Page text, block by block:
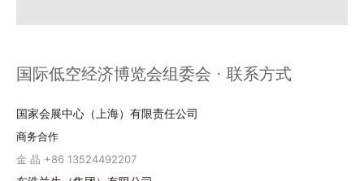
国际低空经济博览会组委会 · 联系方式
国家会展中心（上海）有限责任公司
商务合作
金 晶 +86 13524492207